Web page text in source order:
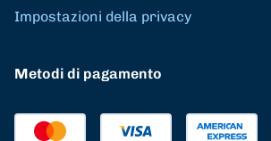
Impostazioni della privacy
Metodi di pagamento